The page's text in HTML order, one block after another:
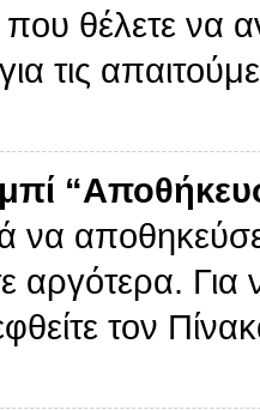
θέλετε να
τις
να
αργότερα.
τον